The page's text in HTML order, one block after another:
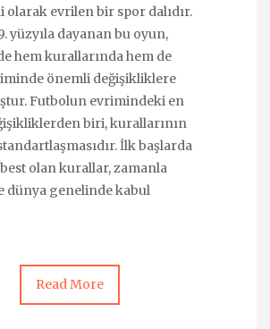
olarak evrilen bir spor dalıdır.
yüzyıla dayanan bu oyun,
hem kurallarında hem de
önemli değişikliklere
Futbolun evrimindeki en
biri, kurallarının
İlk başlarda
olan kurallar, zamanla
dünya genelinde kabul
Read More